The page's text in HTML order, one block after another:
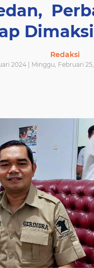
Redaksi
2024 | Minggu, Februari 25,